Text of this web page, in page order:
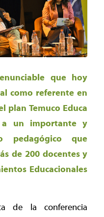
que hoy
como referente en
plan Temuco Educa
a un importante y
pedagógico que
de 200 docentes y
Educacionales
de la conferencia